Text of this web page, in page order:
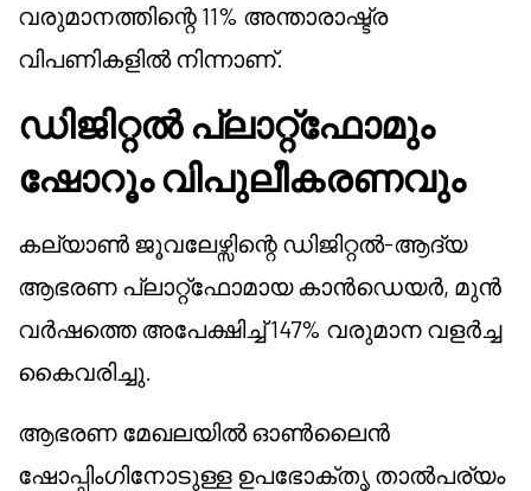
വരുമാനത്തിന്റെ 11% അന്താരാഷ്ട്ര
വിപണികളിൽ നിന്നാണ്.
ഡിജിറ്റൽ പ്ലാറ്റ്‌ഫോമും
ഷോറൂം വിപുലീകരണവും
കല്യാൺ ജൂവലേഴ്സിന്റെ ഡിജിറ്റൽ-ആദ്യ
ആഭരണ പ്ലാറ്റ്‌ഫോമായ കാൻഡെയർ, മുൻ
വർഷത്തെ അപേക്ഷിച്ച് 147% വരുമാന വളർച്ച
കൈവരിച്ചു.
ആഭരണ മേഖലയിൽ ഓൺലൈൻ
ഷോപ്പിംഗിനോടുള്ള ഉപഭോക്തൃ താൽപര്യം